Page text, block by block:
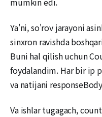
Ya'ni, so'rov jarayoni
sinxron ravishda
Buni hal qilish uchun
foydalandim. Har bir ip
va natijani
Va ishlar tugagach,